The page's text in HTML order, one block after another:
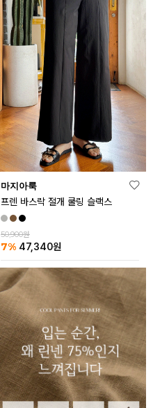
마지아룩
프렌 바스락 절개 쿨링 슬랙스
50,900원
7% 47,340원